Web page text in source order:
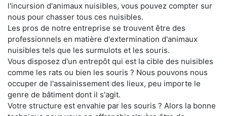
l'incursion d'animaux nuisibles, vous pouvez compter sur
nous pour chasser tous ces nuisibles.
Les pros de notre entreprise se trouvent être des
professionnels en matière d'extermination d'animaux
nuisibles tels que les surmulots et les souris.
Vous disposez d'un entrepôt qui est la cible des nuisibles
comme les rats ou bien les souris ? Nous pouvons nous
occuper de l'assainissement des lieux, peu importe le
genre de bâtiment dont il s'agit.
Votre structure est envahie par les souris ? Alors la bonne